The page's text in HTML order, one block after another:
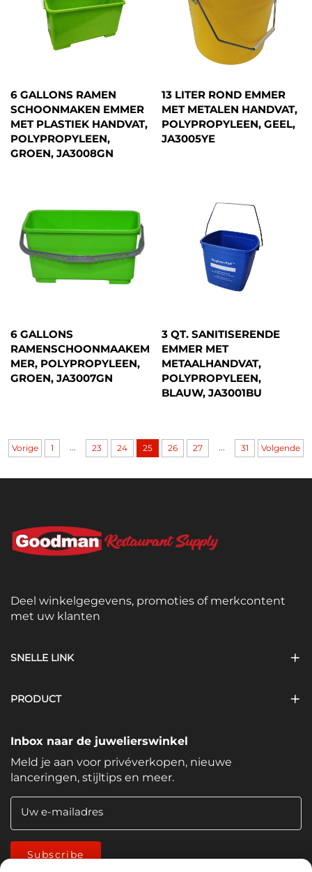
6 GALLONS RAMEN
SCHOONMAKEN EMMER
MET PLASTIEK HANDVAT,
POLYPROPYLEEN,
GROEN, JA3008GN
13 LITER ROND EMMER
MET METALEN HANDVAT,
POLYPROPYLEEN, GEEL,
JA3005YE
6 GALLONS
RAMENSCHOONMAAKEM
MER, POLYPROPYLEEN,
GROEN, JA3007GN
3 QT. SANITISERENDE
EMMER MET
METAALHANDVAT,
POLYPROPYLEEN,
BLAUW, JA3001BU
Vorige 1 ... 23 24 25 26 27 ... 31 Volgende
Deel winkelgegevens, promoties of merkcontent
met uw klanten
SNELLE LINK
PRODUCT
Inbox naar de juwelierswinkel
Meld je aan voor privéverkopen, nieuwe
lanceringen, stijltips en meer.
Uw e-mailadres
Subscribe